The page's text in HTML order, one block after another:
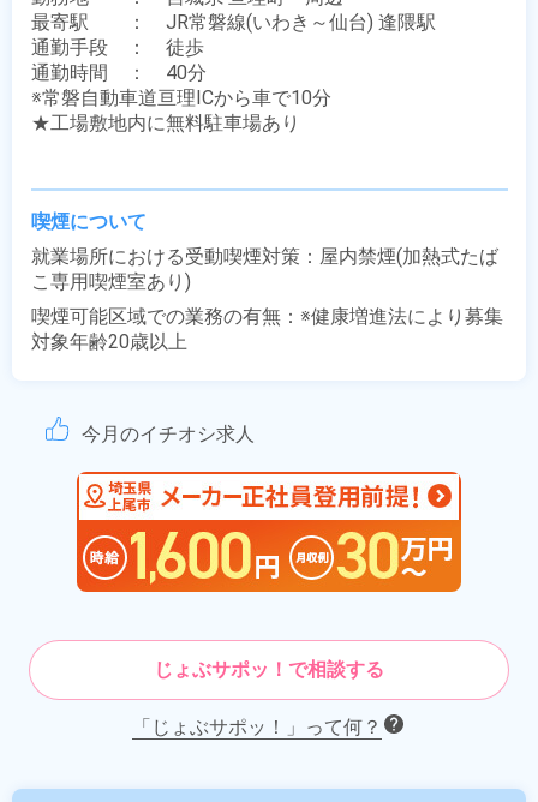
最寄駅　　：　JR常磐線(いわき～仙台) 逢隈駅
通勤手段　：　徒歩
通勤時間　：　40分
※常磐自動車道亘理ICから車で10分
★工場敷地内に無料駐車場あり
喫煙について
就業場所における受動喫煙対策：屋内禁煙(加熱式たば
こ専用喫煙室あり)
喫煙可能区域での業務の有無：※健康増進法により募集
対象年齢20歳以上
今月のイチオシ求人
じょぶサポッ！で相談する
「じょぶサポッ！」って何？